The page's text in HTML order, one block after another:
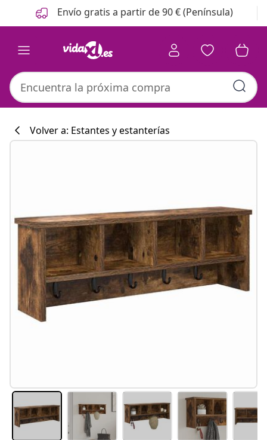
Anterior
Siguiente Envío gratis a partir de 90 € (Península)
#sharemevidaxl
Volver a: Estantes y estanterías